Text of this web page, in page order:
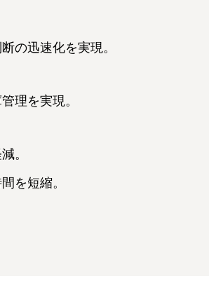
の迅速化を実現。
理を実現。
。
を短縮。